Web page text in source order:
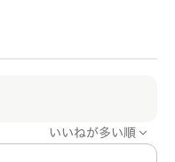
いいねが多い順